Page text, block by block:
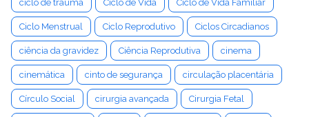
ciclo de trauma Ciclo de Vida Ciclo de Vida Familiar
Ciclo Menstrual Ciclo Reprodutivo Ciclos Circadianos
ciência da gravidez Ciência Reprodutiva cinema
cinemática cinto de segurança circulação placentária
Círculo Social cirurgia avançada Cirurgia Fetal